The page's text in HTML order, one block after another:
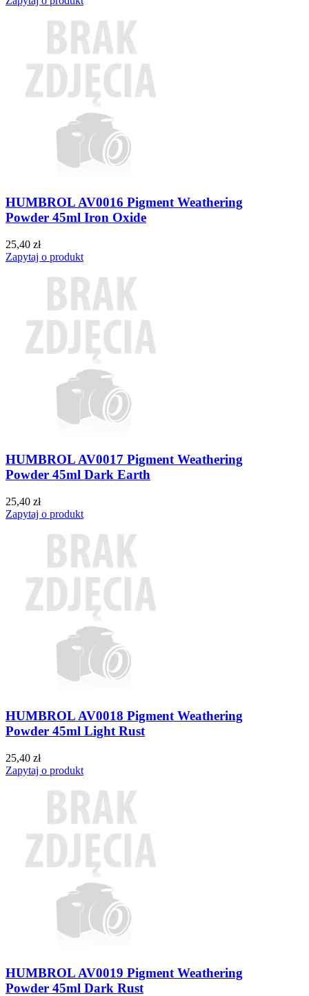
HUMBROL AV0016 Pigment Weathering
Powder 45ml Iron Oxide
25,40 zł
Zapytaj o produkt
HUMBROL AV0017 Pigment Weathering
Powder 45ml Dark Earth
25,40 zł
Zapytaj o produkt
HUMBROL AV0018 Pigment Weathering
Powder 45ml Light Rust
25,40 zł
Zapytaj o produkt
HUMBROL AV0019 Pigment Weathering
Powder 45ml Dark Rust